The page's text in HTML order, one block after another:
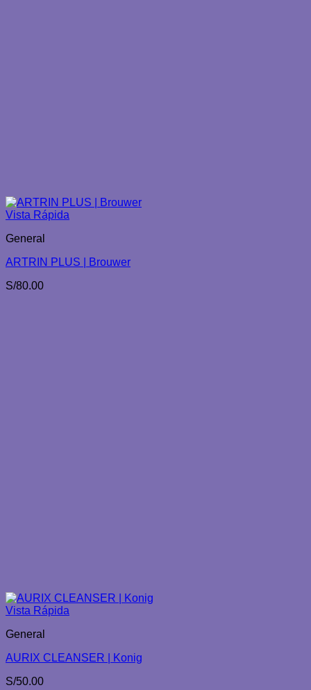
Vista Rápida
General
ARTRIN PLUS | Brouwer
S/80.00
Vista Rápida
General
AURIX CLEANSER | Konig
S/50.00